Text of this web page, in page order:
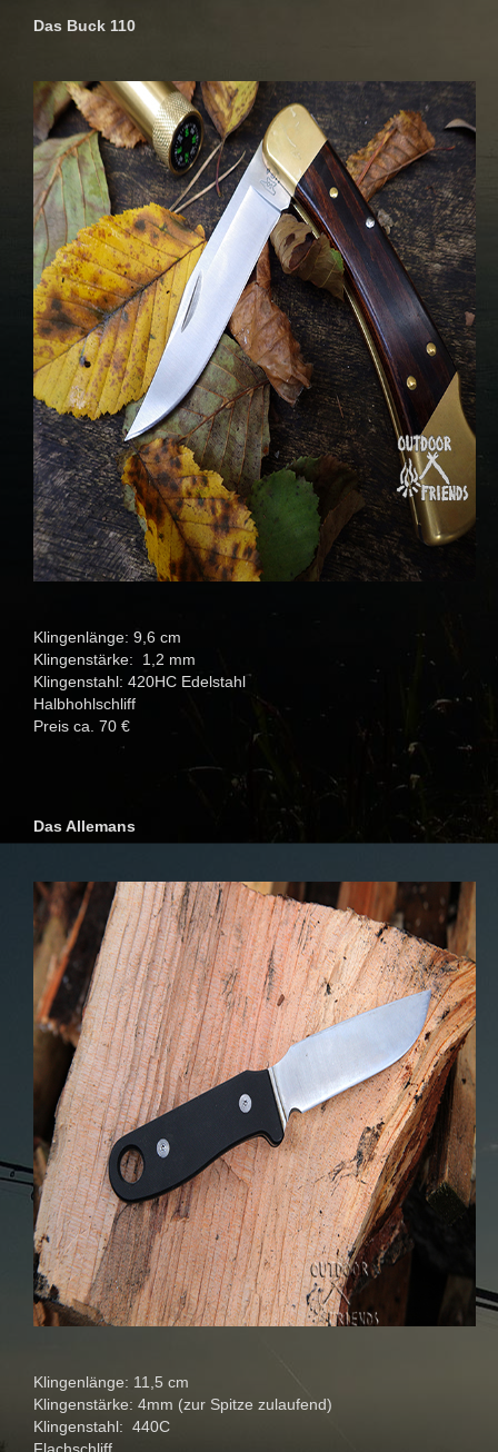
Das Buck 110
Klingenlänge: 9,6 cm
Klingenstärke: 1,2 mm
Klingenstahl: 420HC Edelstahl
Halbhohlschliff
Preis ca. 70 €
Das Allemans
Klingenlänge: 11,5 cm
Klingenstärke: 4mm (zur Spitze zulaufend)
Klingenstahl: 440C